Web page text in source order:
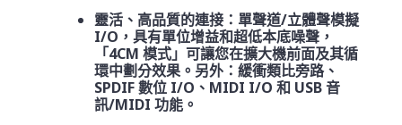
靈活、高品質的連接：單聲道/立體聲模擬
I/O，具有單位增益和超低本底噪聲，
「4CM 模式」可讓您在擴大機前面及其循
環中劃分效果。另外：緩衝類比旁路、
SPDIF 數位 I/O、MIDI I/O 和 USB 音
訊/MIDI 功能。